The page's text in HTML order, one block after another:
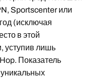
Sportscenter или
(исключая
в этой
уступив лишь
Показатель